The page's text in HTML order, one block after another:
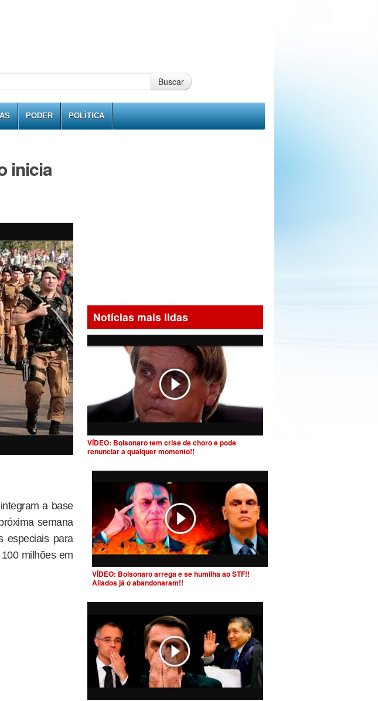
Buscar
PODER POLÍTICA
inicia
a base
semana
especiais para
milhões em
Notícias mais lidas
VÍDEO: Bolsonaro tem crise de choro e pode
renunciar a qualquer momento!!
VÍDEO: Bolsonaro arrega e se humilha ao STF!!
Aliados já o abandonaram!!